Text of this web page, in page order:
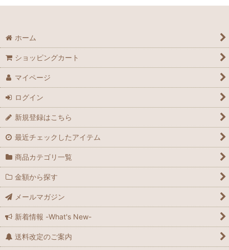
ホーム
ショッピングカート
マイページ
ログイン
新規登録はこちら
最近チェックしたアイテム
商品カテゴリ一覧
金額から探す
メールマガジン
新着情報 -What's New-
送料改定のご案内